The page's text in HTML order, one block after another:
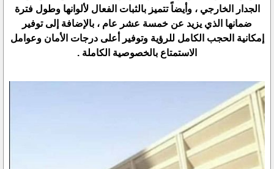
الجدار الخارجي ، وأيضاً تتميز بالثبات الفعال لألوانها وطول فترة
ضمانها الذي يزيد عن خمسة عشر عام ، بالإضافة إلى توفير
إمكانية الحجب الكامل للرؤية وتوفير أعلى درجات الأمان وعوامل
الاستمتاع بالخصوصية الكاملة .